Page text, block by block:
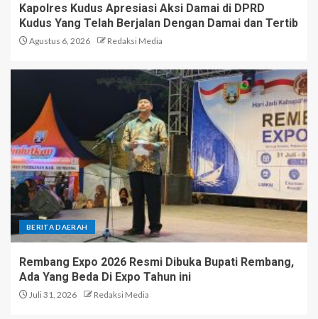
Kapolres Kudus Apresiasi Aksi Damai di DPRD
Kudus Yang Telah Berjalan Dengan Damai dan Tertib
Agustus 6, 2026 Redaksi Media
BERITA DAERAH
Rembang Expo 2026 Resmi Dibuka Bupati Rembang,
Ada Yang Beda Di Expo Tahun ini
Juli 31, 2026 Redaksi Media